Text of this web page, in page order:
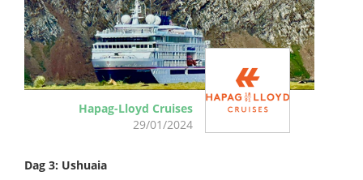
Hapag-Lloyd Cruises
29/01/2024
Dag 3: Ushuaia